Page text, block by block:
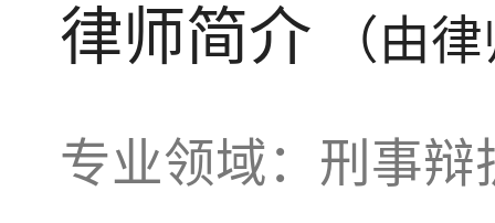
律师简介 （由
专业领域：刑事